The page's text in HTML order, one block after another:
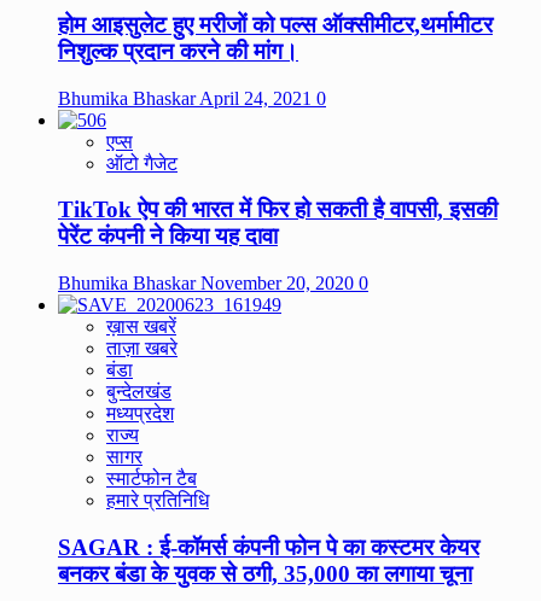
होम आइसुलेट हुए मरीजों को पल्स ऑक्सीमीटर,थर्मामीटर
निशुल्क प्रदान करने की मांग।
Bhumika BhaskarApril 24, 2021 0
एप्स
ऑटो गैजेट
TikTok ऐप की भारत में फिर हो सकती है वापसी, इसकी
पेरेंट कंपनी ने किया यह दावा
Bhumika BhaskarNovember 20, 2020 0
ख़ास खबरें
ताज़ा खबरे
बंडा
बुन्देलखंड
मध्यप्रदेश
राज्य
सागर
स्मार्टफोन टैब
हमारे प्रतिनिधि
SAGAR : ई-कॉमर्स कंपनी फोन पे का कस्टमर केयर
बनकर बंडा के युवक से ठगी, 35,000 का लगाया चूना